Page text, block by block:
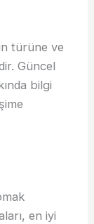
türüne ve
Güncel
bilgi
en iyi